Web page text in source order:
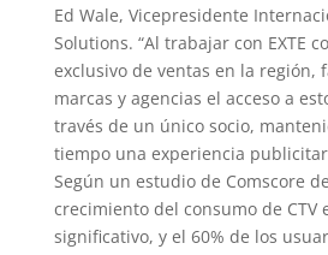
Ed Wale, Vicepresidente
Solutions. “Al trabajar con EXTE
exclusivo de ventas en la región,
marcas y agencias el acceso a
través de un único socio,
tiempo una experiencia
Según un estudio de Comscore
crecimiento del consumo de CTV
significativo, y el 60% de los